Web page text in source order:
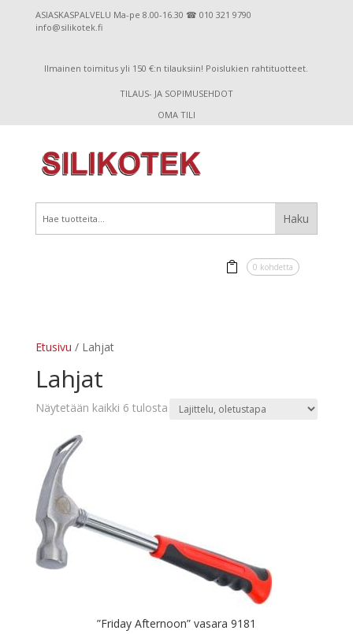
ASIASKASPALVELU Ma-pe 8.00-16.30 ☎ 010 321 9790
info@silikotek.fi
Ilmainen toimitus yli 150 €:n tilauksiin! Poislukien rahtituotteet.
TILAUS- JA SOPIMUSEHDOT
OMA TILI
0 kohdetta
Etusivu / Lahjat
Lahjat
Näytetään kaikki 6 tulosta
”Friday Afternoon” vasara 9181